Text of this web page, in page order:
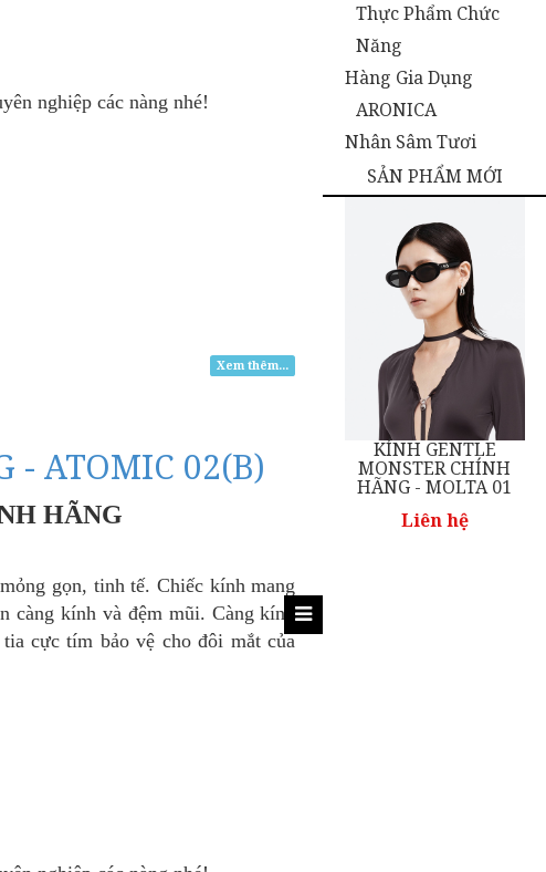
nghiệp các nàng nhé!
Xem thêm...
- ATOMIC 02(B)
HÃNG
gọn, tinh tế. Chiếc kính mang
càng kính và đệm mũi. Càng kính
cực tím bảo vệ cho đôi mắt của
Thực Phẩm Chức
Năng
Hàng Gia Dụng
ARONICA
Nhân Sâm Tươi
SẢN PHẨM MỚI
CHÍNH
01
KÍNH GENTLE
MONSTER CHÍNH
HÃNG - PANNA
KÍNH GENTLE
MONSTER CHÍNH
HÃNG - MOLTA 01
Liên hệ